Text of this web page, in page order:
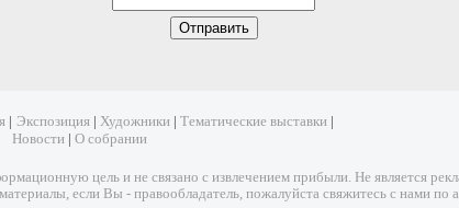
Экспозиция Художники Тематические выставки
Новости| О собрании
цель и не связано с извлечением прибыли. Не является
если Вы - правообладатель, пожалуйста свяжитесь с нами по